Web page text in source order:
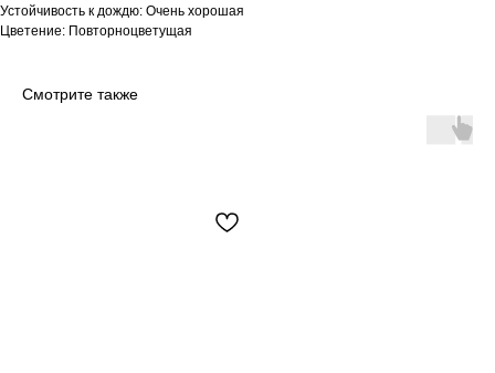
Устойчивость к дождю: Очень хорошая
Цветение: Повторноцветущая
Смотрите также